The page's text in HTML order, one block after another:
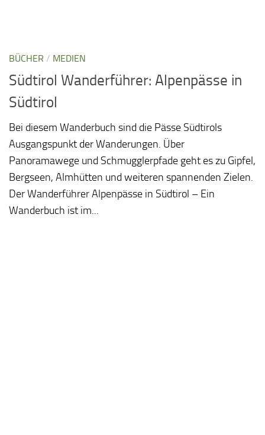
BÜCHER / MEDIEN
Südtirol Wanderführer: Alpenpässe in
Südtirol
Bei diesem Wanderbuch sind die Pässe Südtirols
Ausgangspunkt der Wanderungen. Über
Panoramawege und Schmugglerpfade geht es zu Gipfel,
Bergseen, Almhütten und weiteren spannenden Zielen.
Der Wanderführer Alpenpässe in Südtirol – Ein
Wanderbuch ist im...